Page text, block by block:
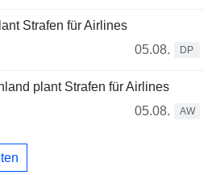
Strafen für Airlines
05.08.
DP
plant Strafen für Airlines
05.08.
AW